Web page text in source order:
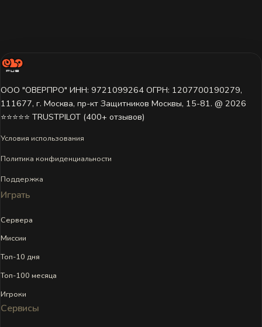
ООО "ОВЕРПРО" ИНН: 9721099264 ОГРН: 1207700190279,
111677, г. Москва, пр-кт Защитников Москвы, 15-81. @ 2026 ㅤ
⭐⭐⭐⭐⭐ TRUSTPILOT (400+ отзывов)
Условия использования
Политика конфиденциальности
Поддержка
Играть
Сервера
Миссии
Топ-10 дня
Топ-100 месяца
Игроки
Сервисы